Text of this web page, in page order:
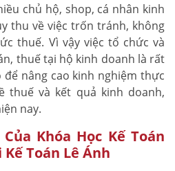
chủ hộ, shop, cá nhân kinh
thu về việc trốn tránh, không
thuế. Vì vậy việc tổ chức và
thuế tại hộ kinh doanh là rất
nâng cao kinh nghiệm thực
thuế và kết quả kinh doanh,
nay.
Khóa Học Kế Toán
Toán Lê Ánh